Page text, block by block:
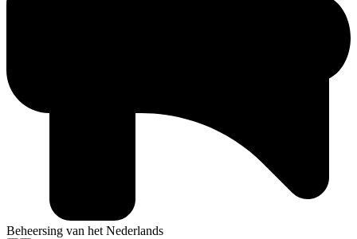
Beheersing van het Nederlands